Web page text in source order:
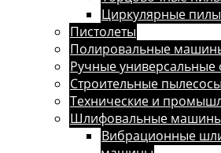
Циркулярные пилы
Пистолеты
Полировальные
Ручные универсальные
Строительные пылесосы
Технические и
Шлифовальные
Вибрационные